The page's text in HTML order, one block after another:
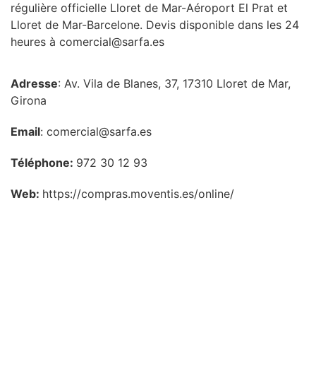
régulière officielle Lloret de Mar-Aéroport El Prat et
Lloret de Mar-Barcelone. Devis disponible dans les 24
heures à comercial@sarfa.es
Adresse: Av. Vila de Blanes, 37, 17310 Lloret de Mar,
Girona
Email: comercial@sarfa.es
Téléphone: 972 30 12 93
Web: https://compras.moventis.es/online/